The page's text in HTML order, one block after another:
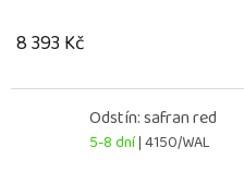
8 393 Kč
Odstín: safran red
5-8 dní| 4150/WAL